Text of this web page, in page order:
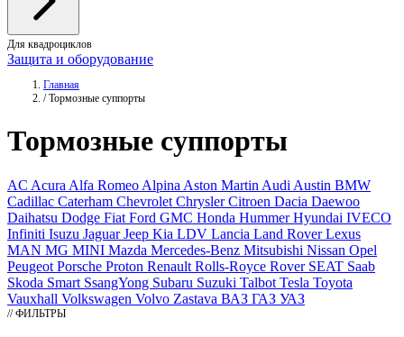
Для квадроциклов
Защита и оборудование
Главная
/ Тормозные суппорты
Тормозные суппорты
AC Acura Alfa Romeo Alpina Aston Martin Audi Austin BMW
Cadillac Caterham Chevrolet ChryslerCitroen Dacia Daewoo
Daihatsu Dodge Fiat Ford GMC Honda HummerHyundai IVECO
Infiniti Isuzu JaguarJeep Kia LDV Lancia Land RoverLexus
MAN MG MINI Mazda Mercedes-Benz Mitsubishi Nissan Opel
Peugeot Porsche Proton Renault Rolls-Royce Rover SEAT Saab
Skoda Smart SsangYong Subaru Suzuki Talbot Tesla Toyota
Vauxhall Volkswagen Volvo Zastava ВАЗ ГАЗ УАЗ
// ФИЛЬТРЫ